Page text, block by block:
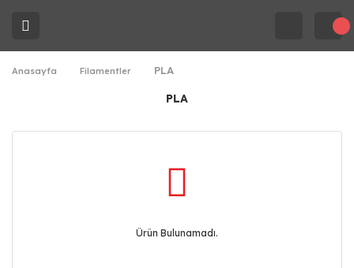
Anasayfa Filamentler PLA
PLA
Ürün Bulunamadı.